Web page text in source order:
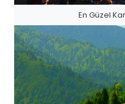
En Güzel